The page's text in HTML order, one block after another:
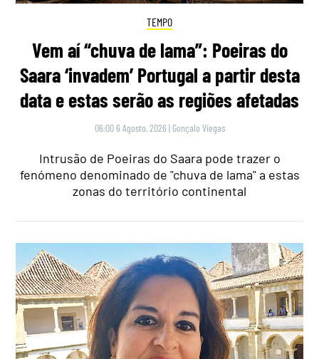
TEMPO
Vem aí “chuva de lama”: Poeiras do
Saara ‘invadem’ Portugal a partir desta
data e estas serão as regiões afetadas
06:00 6 Agosto, 2026 | Gonçalo Viegas
Intrusão de Poeiras do Saara pode trazer o
fenómeno denominado de "chuva de lama" a estas
zonas do território continental